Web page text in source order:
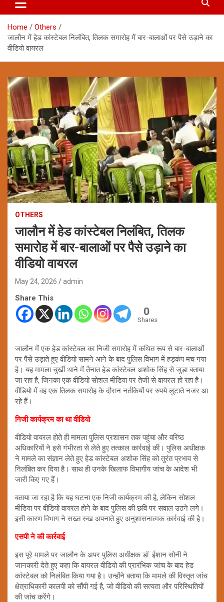
Home
Others
जालौन में हेड कांस्टेबल निलंबित, तिलक समारोह में बार-बालाओं पर पैसे उड़ाने का
वीडियो वायरल
OTHERS
जालौन में हेड कांस्टेबल निलंबित, तिलक
समारोह में बार-बालाओं पर पैसे उड़ाने का
वीडियो वायरल
May 24, 2026 admin
Share This
0
Shares
जालौन में एक हेड कांस्टेबल का निजी समारोह में कथित रूप से बार-बालाओं
पर पैसे उड़ाते हुए वीडियो सामने आने के बाद पुलिस विभाग में हड़कंप मच गया
है। यह मामला चुर्खी थाने में तैनात हेड कांस्टेबल अशोक सिंह से जुड़ा बताया
जा रहा है, जिनका एक वीडियो सोशल मीडिया पर तेजी से वायरल हो रहा है।
वीडियो में वह एक तिलक समारोह के दौरान नर्तकियों पर रुपये लुटाते नजर आ
रहे हैं।
निजी कार्यक्रम का था वीडियो
वीडियो वायरल होते ही मामला पुलिस प्रशासन तक पहुंचा और वरिष्ठ
अधिकारियों ने इसे गंभीरता से लेते हुए तत्काल कार्रवाई की। पुलिस अधीक्षक
ने मामले का संज्ञान लेते हुए हेड कांस्टेबल अशोक सिंह को तुरंत प्रभाव से
निलंबित कर दिया है। साथ ही उनके खिलाफ विभागीय जांच के आदेश भी
जारी किए गए हैं।
बताया जा रहा है कि यह घटना एक निजी कार्यक्रम की है, लेकिन सोशल
मीडिया पर वीडियो वायरल होने के बाद पुलिस की छवि पर सवाल उठने लगे।
इसी कारण विभाग ने सख्त रुख अपनाते हुए अनुशासनात्मक कार्रवाई की है।
एसपी ने की कार्रवाई
इस पूरे मामले पर जालौन के अपर पुलिस अधीक्षक डॉ. ईशान सोनी ने
जानकारी देते हुए कहा कि वायरल वीडियो की प्रारंभिक जांच के बाद हेड
कांस्टेबल को निलंबित किया गया है। उन्होंने बताया कि मामले की विस्तृत जांच
क्षेत्राधिकारी कालपी को सौंपी गई है, जो वीडियो की सत्यता और परिस्थितियों
की जांच करेंगे।